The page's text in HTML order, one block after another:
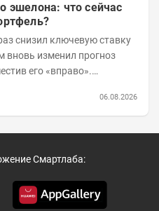
эшелона: что сейчас
снизил ключевую ставку
вновь изменил прогноз
его «вправо».
06.08.2026
Смартлаба: